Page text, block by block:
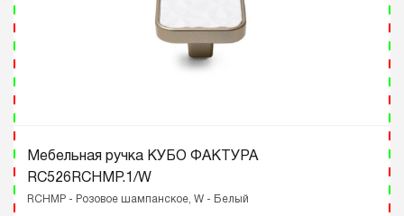
Мебельная ручка КУБО ФАКТУРА
RC526RCHMP.1/W
RCHMP - Розовое шампанское, W - Белый